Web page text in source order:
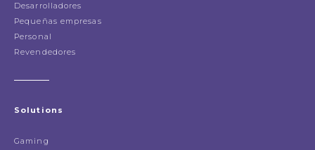
Desarrolladores
Pequeñas empresas
Personal
Revendedores
Solutions
Gaming